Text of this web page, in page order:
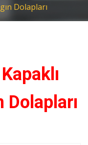
Dolapları
Dolapları